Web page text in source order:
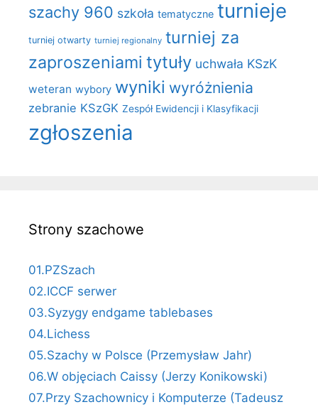
szachy 960 szkoła tematyczne turnieje
turniej otwarty turniej regionalny turniej za
zaproszeniami tytuły uchwała KSzK
weteran wybory wyniki wyróżnienia
zebranie KSzGK Zespół Ewidencji i Klasyfikacji
zgłoszenia
Strony szachowe
01.PZSzach
02.ICCF serwer
03.Syzygy endgame tablebases
04.Lichess
05.Szachy w Polsce (Przemysław Jahr)
06.W objęciach Caissy (Jerzy Konikowski)
07.Przy Szachownicy i Komputerze (Tadeusz